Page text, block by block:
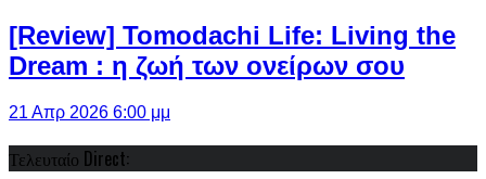
[Review] Tomodachi Life: Living the
Dream : η ζωή των ονείρων σου
21 Απρ 2026 6:00 μμ
Τελευταίο Direct: